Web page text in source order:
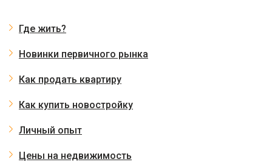
Где жить?
Новинки первичного рынка
Как продать квартиру
Как купить новостройку
Личный опыт
Цены на недвижимость